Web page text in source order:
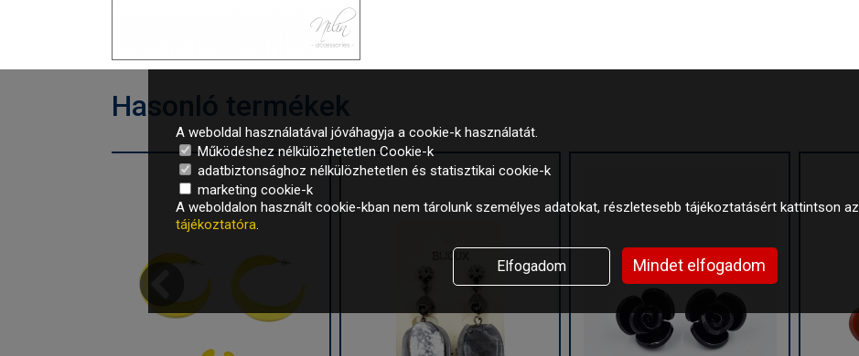
Hasonló termékek
A weboldal használatával jóváhagyja a cookie-k használatát.
Működéshez nélkülözhetetlen Cookie-k
adatbiztonsághoz nélkülözhetetlen és statisztikai cookie-k
marketing cookie-k
A weboldalon használt cookie-kban nem tárolunk személyes adatokat, részletesebb tájékoztatásért kattintson az
tájékoztatóra.
Elfogadom Mindet elfogadom